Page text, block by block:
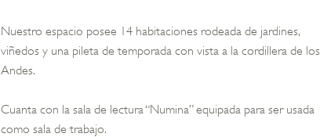
Nuestro espacio posee 14 habitaciones rodeada de jardines,
viñedos y una pileta de temporada con vista a la cordillera de los
Andes.
Cuanta con la sala de lectura “Numina” equipada para ser usada
como sala de trabajo.